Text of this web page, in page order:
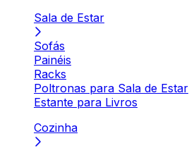
Sala de Estar
Sofás
Painéis
Racks
Poltronas para Sala de Estar
Estante para Livros
Cozinha